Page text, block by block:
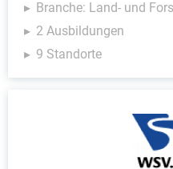
Branche: Land- und
2 Ausbildungen
9 Standorte